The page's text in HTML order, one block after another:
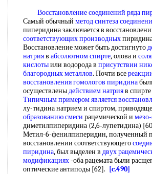
Восстановление соединений ряда
Самый обычный метод синтеза
пиперидина заключается в
соответствующих производных
Восстановление может быть достигнуто
натрияв абсолютном спирте, олова и
кислотыили водорода в присутствии
благородных металлов. Почти все
восстановлениягомологов пиридина
осуществленыдействием натрияв
Типичным примеромявляется
лу-тидина натрием и спиртом,
образованию смеси рацемической и
диметилпиперидина (2,6-лупетидина)
Метил-6-фенилпиперидин, полученный
восстановлении соответствующего
пиридина, был выделен в двух
модификациях-оба рацемата были
оптические антиподы [62].
[c.490]